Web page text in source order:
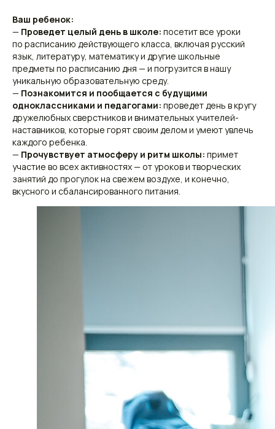
Ваш ребенок:
— Проведет целый день в школе: посетит все уроки
по расписанию действующего класса, включая русский
язык, литературу, математику и другие школьные
предметы по расписанию дня — и погрузится в нашу
уникальную образовательную среду.
— Познакомится и пообщается с будущими
одноклассниками и педагогами: проведет день в кругу
дружелюбных сверстников и внимательных учителей-
наставников, которые горят своим делом и умеют увлечь
каждого ребенка.
— Прочувствует атмосферу и ритм школы: примет
участие во всех активностях — от уроков и творческих
занятий до прогулок на свежем воздухе, и конечно,
вкусного и сбалансированного питания.